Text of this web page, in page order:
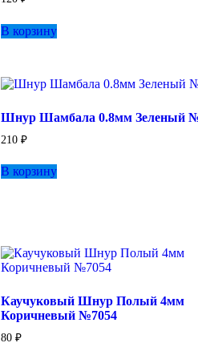
В корзину
Шнур Шамбала 0.8мм Зеленый
210₽
В корзину
Каучуковый Шнур Полый 4мм
Коричневый №7054
80₽